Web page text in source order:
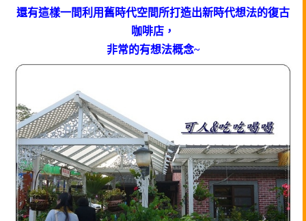
還有這樣一間利用舊時代空間所打造出新時代想法的復古
咖啡店，
非常的有想法概念~